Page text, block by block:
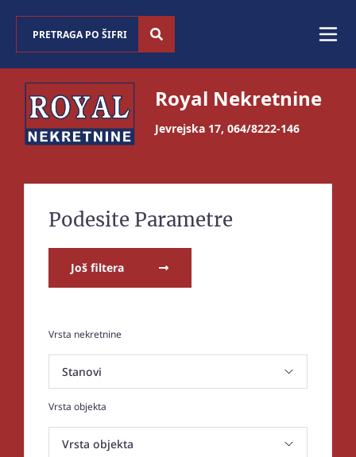
Royal Nekretnine
Jevrejska 17, 064/8222-146
Podesite Parametre
Još filtera
Vrsta nekretnine
Vrsta objekta